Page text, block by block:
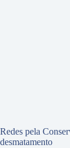
Redes pela
desmatamento